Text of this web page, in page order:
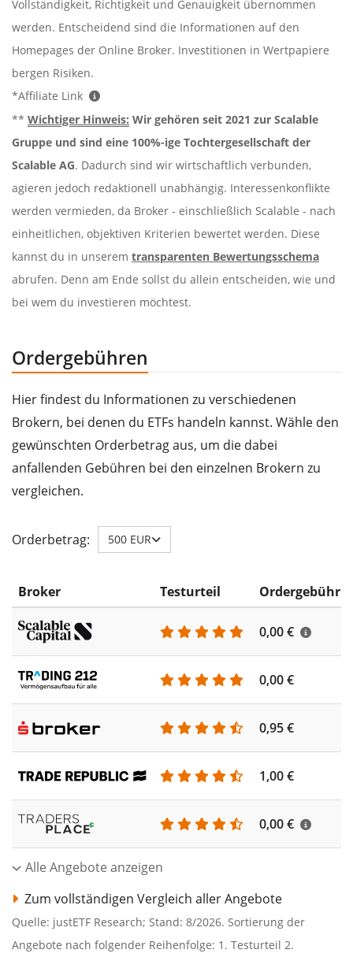
Vollständigkeit, Richtigkeit und Genauigkeit übernommen
werden. Entscheidend sind die Informationen auf den
Homepages der Online Broker. Investitionen in Wertpapiere
bergen Risiken.
*Affiliate Link
** Wichtiger Hinweis: Wir gehören seit 2021 zur Scalable
Gruppe und sind eine 100%-ige Tochtergesellschaft der
Scalable AG. Dadurch sind wir wirtschaftlich verbunden,
agieren jedoch redaktionell unabhängig. Interessenkonflikte
werden vermieden, da Broker - einschließlich Scalable - nach
einheitlichen, objektiven Kriterien bewertet werden. Diese
kannst du in unserem transparenten Bewertungsschema
abrufen. Denn am Ende sollst du allein entscheiden, wie und
bei wem du investieren möchtest.
Ordergebühren
Hier findest du Informationen zu verschiedenen
Brokern, bei denen du ETFs handeln kannst. Wähle den
gewünschten Orderbetrag aus, um die dabei
anfallenden Gebühren bei den einzelnen Brokern zu
vergleichen.
Orderbetrag: 500 EUR
Broker Testurteil Ordergebühr
0,00 €
0,00 €
0,95 €
1,00 €
0,00 €
Alle Angebote anzeigen
Zum vollständigen Vergleich aller Angebote
Quelle: justETF Research; Stand: 8/2026. Sortierung der
Angebote nach folgender Reihenfolge: 1. Testurteil 2.